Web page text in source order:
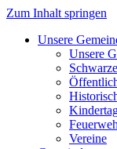
Zum Inhalt springen
Unsere
Unsere
Vereine